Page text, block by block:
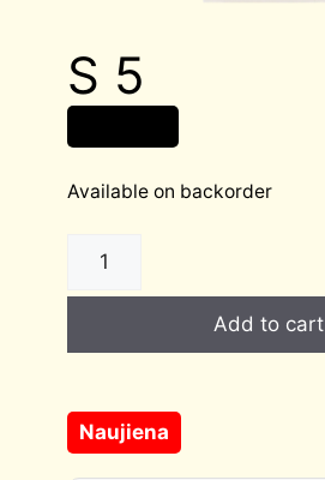
S 5
Available on backorder
Add to cart
Naujiena